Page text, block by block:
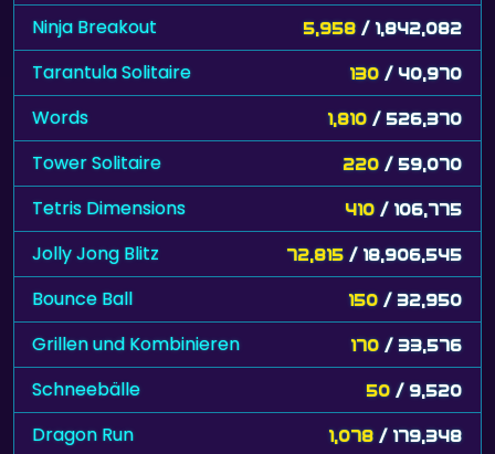
Ninja Breakout 5,958 / 1,842,082
Tarantula Solitaire 130 / 40,970
Words 1,810 / 526,370
Tower Solitaire 220 / 59,070
Tetris Dimensions 410 / 106,775
Jolly Jong Blitz 72,815 / 18,906,545
Bounce Ball 150 / 32,950
Grillen und Kombinieren 170 / 33,576
Schneebälle 50 / 9,520
Dragon Run 1,078 / 179,348